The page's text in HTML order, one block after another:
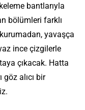
bantlarıyla
bölümleri farklı
yavaşça
ince çizgilerle
çıkacak. Hatta
alıcı bir